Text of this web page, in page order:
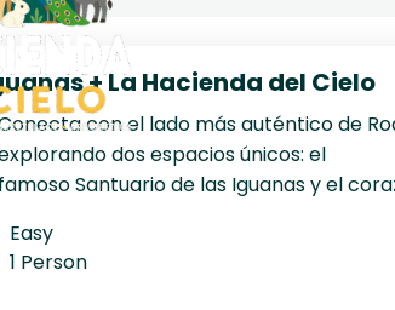
+ La Hacienda del Cielo
con el lado más auténtico de
dos espacios únicos: el
famoso Santuario de las Iguanas y el
Easy
1 Person